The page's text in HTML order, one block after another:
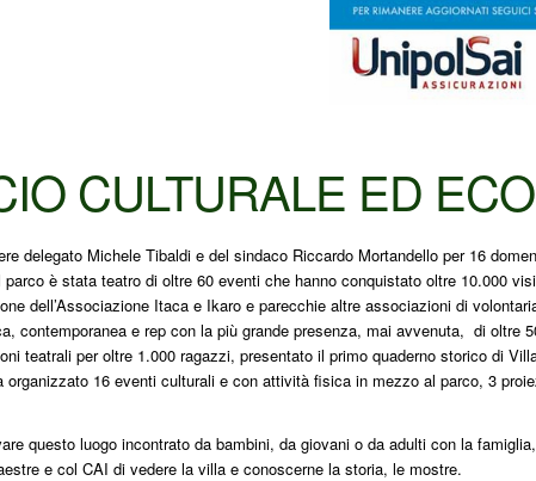
CULTURALE ED
delegato Michele Tibaldi e del sindaco Riccardo Mortandello per 16
è stata teatro di oltre 60 eventi che hanno conquistato oltre 10.000
dell’Associazione Itaca e Ikaro e parecchie altre associazioni di
contemporanea e rep con la più grande presenza, mai avvenuta, di oltre
teatrali per oltre 1.000 ragazzi, presentato il primo quaderno storico di
16 eventi culturali e con attività fisica in mezzo al parco, 3
questo luogo incontrato da bambini, da giovani o da adulti con la
e col CAI di vedere la villa e conoscerne la storia, le mostre.